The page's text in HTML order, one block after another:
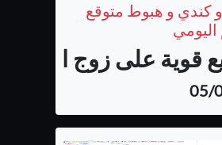
كندي و هبوط متوقع
قوية على زوج اليورو